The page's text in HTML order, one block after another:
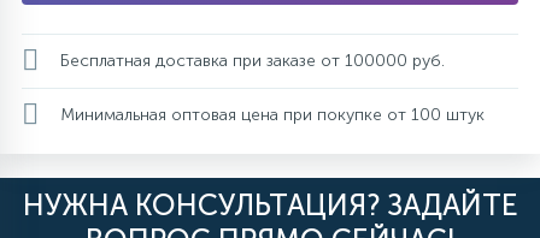
Бесплатная доставка при заказе от 100000 руб.
Минимальная оптовая цена при покупке от 100 штук
НУЖНА КОНСУЛЬТАЦИЯ? ЗАДАЙТЕ